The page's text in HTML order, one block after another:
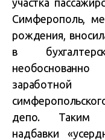
участка
Симферополь,
рождения,
в
депо. Таким
надбавки